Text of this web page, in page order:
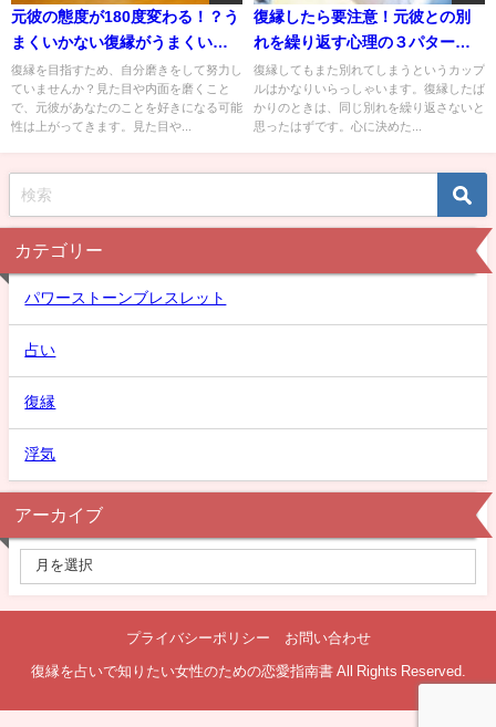
元彼の態度が180度変わる！？う
まくいかない復縁がうまくいく
効果的な4つの方法
復縁を目指すため、自分磨きをして努力し
ていませんか？見た目や内面を磨くこと
で、元彼があなたのことを好きになる可能
性は上がってきます。見た目や...
復縁したら要注意！元彼との別
れを繰り返す心理の３パターン
とは？
復縁してもまた別れてしまうというカップ
ルはかなりいらっしゃいます。復縁したば
かりのときは、同じ別れを繰り返さないと
思ったはずです。心に決めた...
カテゴリー
パワーストーンブレスレット
占い
復縁
浮気
アーカイブ
プライバシーポリシー お問い合わせ
復縁を占いで知りたい女性のための恋愛指南書 All Rights Reserved.